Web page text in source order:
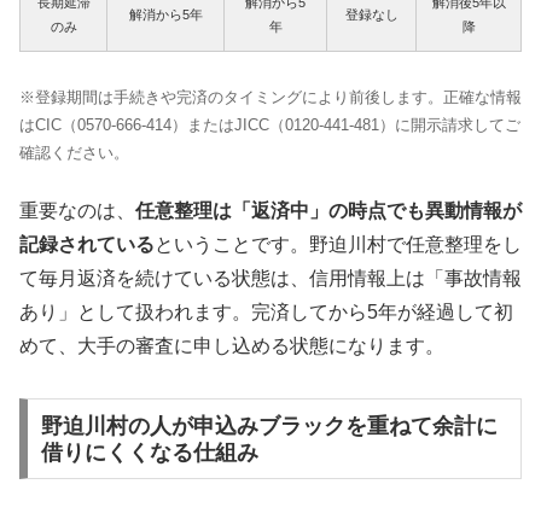
のみ
解消から5年
年
登録なし
降
※登録期間は手続きや完済のタイミングにより前後します。正確な情報
はCIC（0570-666-414）またはJICC（0120-441-481）に開示請求してご
確認ください。
重要なのは、 任意整理は「返済中」の時点でも異動情報が
記録されているということです。野迫川村で任意整理をし
て毎月返済を続けている状態は、信用情報上は「事故情報
あり」として扱われます。完済してから5年が経過して初
めて、大手の審査に申し込める状態になります。
野迫川村の人が申込みブラックを重ねて余計に
借りにくくなる仕組み